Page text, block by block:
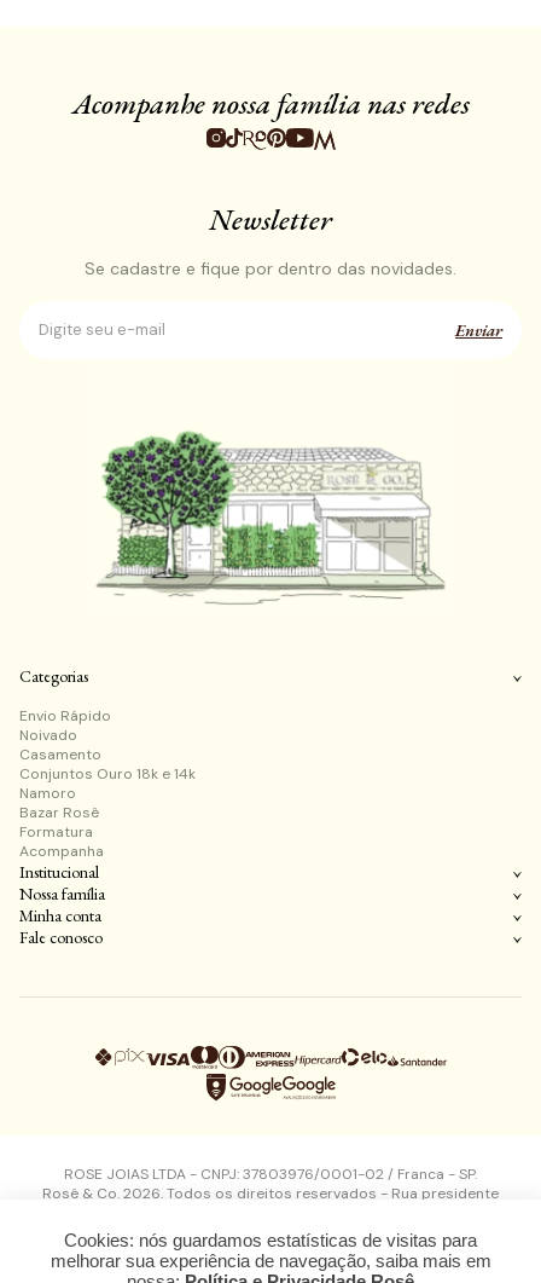
Acompanhe nossa família nas redes
Newsletter
Se cadastre e fique por dentro das novidades.
Enviar
Categorias
Envio Rápido
Noivado
Casamento
Conjuntos Ouro 18k e 14k
Namoro
Bazar Rosê
Formatura
Acompanha
Institucional
Nossa família
Minha conta
Fale conosco
ROSE JOIAS LTDA - CNPJ: 37803976/0001-02 / Franca - SP.
Rosê & Co. 2026. Todos os direitos reservados - Rua presidente
Design, desenvolvimento e plataforma
Cookies: nós guardamos estatísticas de visitas para
melhorar sua experiência de navegação, saiba mais em